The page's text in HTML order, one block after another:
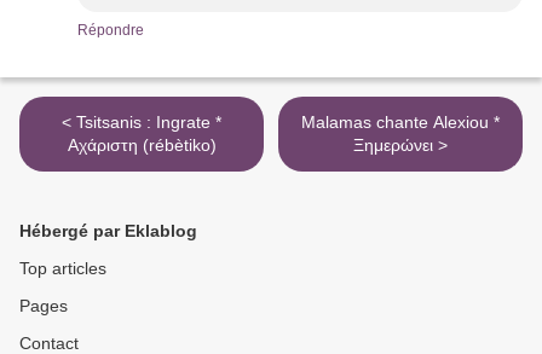
Répondre
< Tsitsanis : Ingrate *
Αχάριστη (rébètiko)
Malamas chante Alexiou *
Ξημερώνει >
Hébergé par Eklablog
Top articles
Pages
Contact